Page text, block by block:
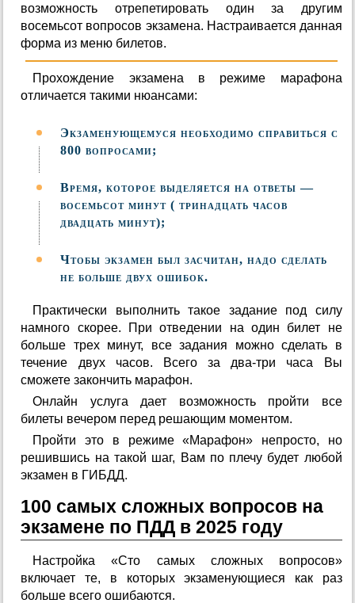
возможность отрепетировать один за другим
восемьсот вопросов экзамена. Настраивается данная
форма из меню билетов.
Прохождение экзамена в режиме марафона
отличается такими нюансами:
Экзаменующемуся необходимо справиться с
800 вопросами;
Время, которое выделяется на ответы —
восемьсот минут ( тринадцать часов
двадцать минут);
Чтобы экзамен был засчитан, надо сделать
не больше двух ошибок.
Практически выполнить такое задание под силу
намного скорее. При отведении на один билет не
больше трех минут, все задания можно сделать в
течение двух часов. Всего за два-три часа Вы
сможете закончить марафон.
Онлайн услуга дает возможность пройти все
билеты вечером перед решающим моментом.
Пройти это в режиме «Марафон» непросто, но
решившись на такой шаг, Вам по плечу будет любой
экзамен в ГИБДД.
100 самых сложных вопросов на
экзамене по ПДД в 2025 году
Настройка «Сто самых сложных вопросов»
включает те, в которых экзаменующиеся как раз
больше всего ошибаются.